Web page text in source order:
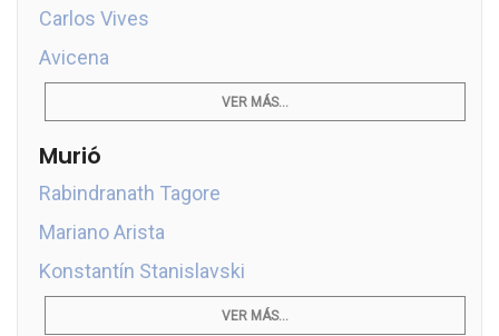
Carlos Vives
Avicena
VER MÁS...
Murió
Rabindranath Tagore
Mariano Arista
Konstantín Stanislavski
VER MÁS...